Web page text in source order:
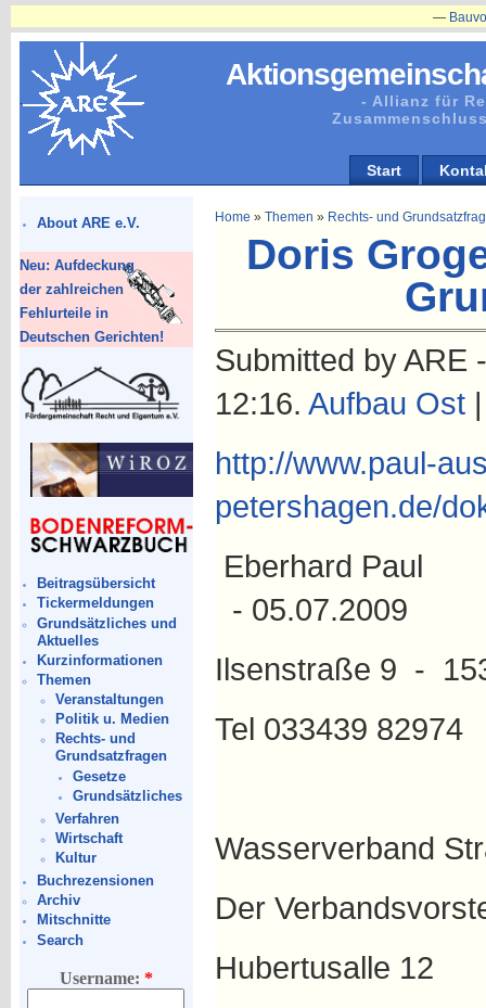
- Allianz für
Start
About ARE e.V.
Neu: Aufdeckung
der zahlreichen
Fehlurteile in
Deutschen Gerichten!
Beitragsübersicht
Tickermeldungen
Grundsätzliches und
Aktuelles
Kurzinformationen
Themen
Veranstaltungen
Politik u. Medien
Rechts- und
Grundsatzfragen
Gesetze
Grundsätzliches
Verfahren
Wirtschaft
Kultur
Buchrezensionen
Archiv
Mitschnitte
Search
Username: *
Home » Themen » Rechts- und
Doris
Submitted by ARE
12:16. Aufbau Ost
http://www.paul-
petershagen.de/
- 05.07.2009
Ilsenstraße 9 -
Tel 033439 82974
Wasserverband
Der
Hubertusalle 12